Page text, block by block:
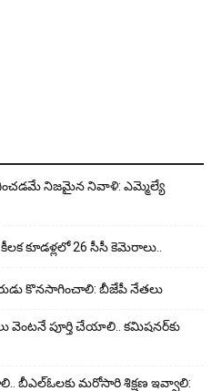
నిజమైన నివాళి: ఎమ్మెల్యే
కూడళ్లలో 26 సీసీ కెమెరాలు..
కొనసాగించాలి: బీజేపీ నేతలు
వెంటనే పూర్తి చేయాలి.. కమిషనర్‌కు
బీఎల్ఓలకు మరోసారి శిక్షణ ఇవ్వాలి: